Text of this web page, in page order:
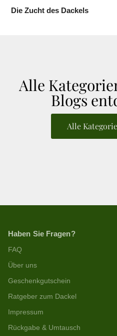
Die Zucht des Dackels
Alle
Blogs
Alle
Haben Sie Fragen?
FAQ
Über uns
Geschenkgutschein
Ratgeber zum Dackel
Impressum
Rückgabe & Umtausch